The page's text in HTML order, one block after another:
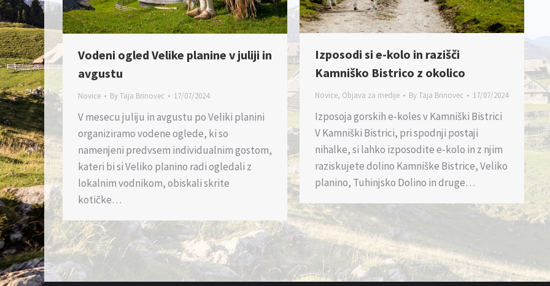
Vodeni ogled Velike planine v juliji in
avgustu
Novice ByTaja Brinovec 17/07/2024
V mesecu juliju in avgustu po Veliki planini
organiziramo vodene oglede, ki so
namenjeni predvsem individualnim gostom,
kateri bi si Veliko planino radi ogledali z
lokalnim vodnikom, obiskali skrite
kotičke…
Izposodi si e-kolo in razišči
Kamniško Bistrico z okolico
Novice, Objava za medije ByTaja Brinovec 17/07/2024
Izposoja gorskih e-koles v Kamniški Bistrici
V Kamniški Bistrici, pri spodnji postaji
nihalke, si lahko izposodite e-kolo in z njim
raziskujete dolino Kamniške Bistrice, Veliko
planino, Tuhinjsko Dolino in druge…